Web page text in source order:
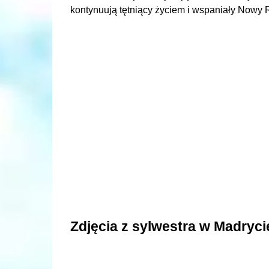
kontynuują tętniący życiem i wspaniały Nowy
Zdjęcia z sylwestra w